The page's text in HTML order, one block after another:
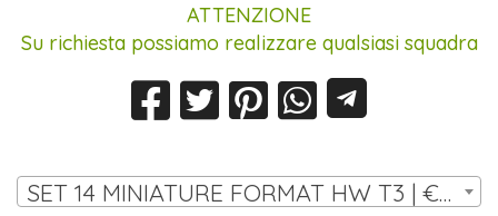
ATTENZIONE
Su richiesta possiamo realizzare qualsiasi squadra
SET 14 MINIATURE FORMAT HW T3 | € 11,00